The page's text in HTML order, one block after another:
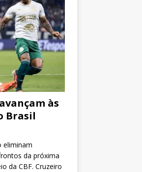
às
Brasil
eliminam
da próxima
da CBF. Cruzeiro